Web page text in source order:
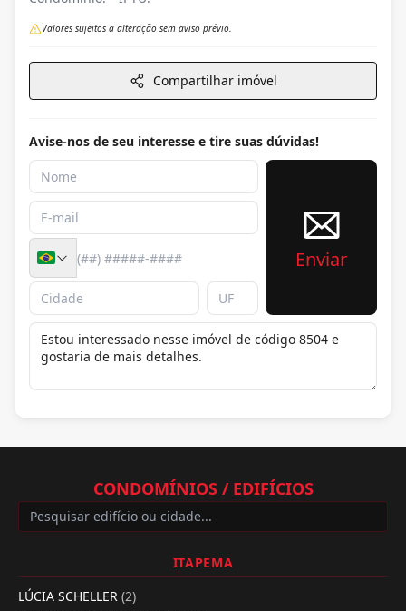
Valores sujeitos a alteração sem aviso prévio.
Compartilhar imóvel
Avise-nos de seu interesse e tire suas dúvidas!
Enviar
CONDOMÍNIOS / EDIFÍCIOS
ITAPEMA
LÚCIA SCHELLER (2)